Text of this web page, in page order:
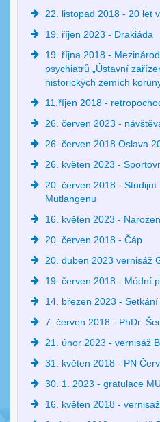
22. listopad 2018 - 20 let
19. říjen 2023 - Drakiáda
19. října 2018 -
psychiatrů „Ústavní
historických zemích
11.říjen 2018 -
26. červen 2023 -
26. červen 2018 Oslava
26. květen 2023 -
20. červen 2018 -
Mutlangenu
16. květen 2023 -
20. červen 2018 - Čáp
20. duben 2023 vernisáž
19. červen 2018 - Módní
14. březen 2023 -
7. červen 2018 - PhDr.
21. únor 2023 - vernisáž
31. květen 2018 - PN
30. 1. 2023 - gratulace
16. květen 2018 -